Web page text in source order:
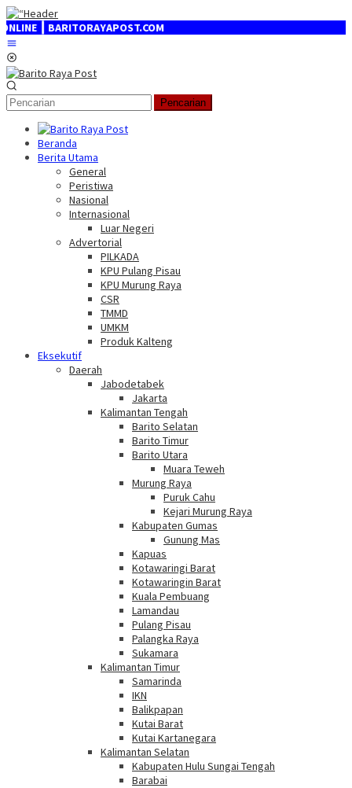
Loncat
ke
konten
┃ BARITORAYAPOST.COM
Pencarian
Beranda
Berita Utama
General
Peristiwa
Nasional
Internasional
Luar Negeri
Advertorial
PILKADA
KPU Pulang Pisau
KPU Murung Raya
CSR
TMMD
UMKM
Produk Kalteng
Eksekutif
Daerah
Jabodetabek
Jakarta
Kalimantan Tengah
Barito Selatan
Barito Timur
Barito Utara
Muara Teweh
Murung Raya
Puruk Cahu
Kejari Murung Raya
Kabupaten Gumas
Gunung Mas
Kapuas
Kotawaringi Barat
Kotawaringin Barat
Kuala Pembuang
Lamandau
Pulang Pisau
Palangka Raya
Sukamara
Kalimantan Timur
Samarinda
IKN
Balikpapan
Kutai Barat
Kutai Kartanegara
Kalimantan Selatan
Kabupaten Hulu Sungai Tengah
Barabai